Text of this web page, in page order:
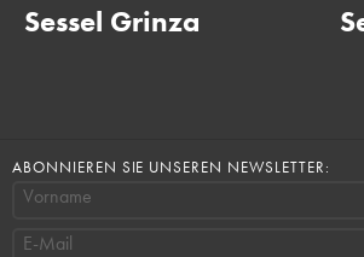
Sessel Grinza
ABONNIEREN SIE UNSEREN NEWSLETTER:
Vorname
E-Mail